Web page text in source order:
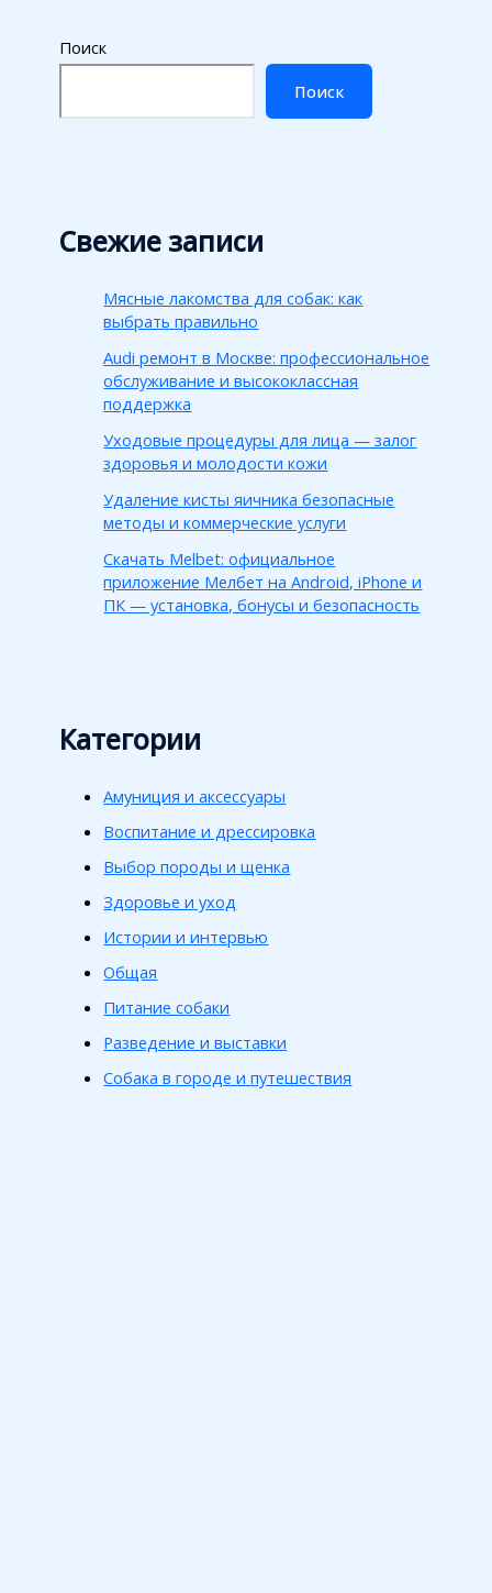
Поиск
Поиск
Свежие записи
Мясные лакомства для собак: как
выбрать правильно
Audi ремонт в Москве: профессиональное
обслуживание и высококлассная
поддержка
Уходовые процедуры для лица — залог
здоровья и молодости кожи
Удаление кисты яичника безопасные
методы и коммерческие услуги
Скачать Melbet: официальное
приложение Мелбет на Android, iPhone и
ПК — установка, бонусы и безопасность
Категории
Амуниция и аксессуары
Воспитание и дрессировка
Выбор породы и щенка
Здоровье и уход
Истории и интервью
Общая
Питание собаки
Разведение и выставки
Собака в городе и путешествия